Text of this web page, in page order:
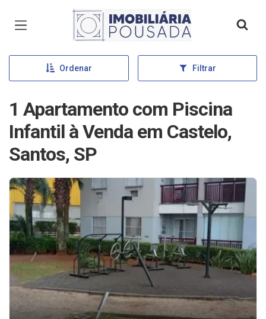
Página inicial
Ordenar Filtrar
1 Apartamento com Piscina
Infantil à Venda em Castelo,
Santos, SP